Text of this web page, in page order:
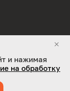
2026
и нажимая
на обработку